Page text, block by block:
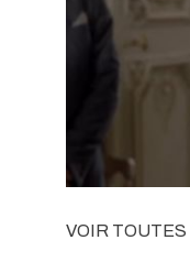
VOIR TOUTES